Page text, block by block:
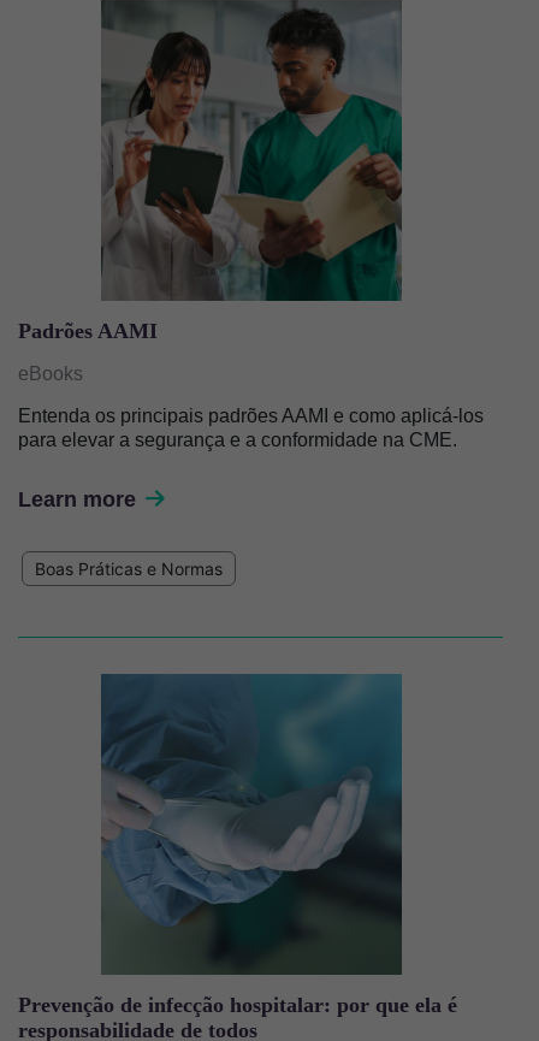
Padrões AAMI
eBooks
Entenda os principais padrões AAMI e como aplicá-los
para elevar a segurança e a conformidade na CME.
Learn more
Boas Práticas e Normas
Prevenção de infecção hospitalar: por que ela é
responsabilidade de todos